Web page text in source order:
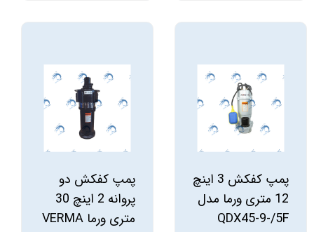
پمپ کفکش 3 اینچ
12 متری ورما مدل
QDX45-9-/5F
پمپ کفکش دو
پروانه 2 اینچ 30
متری ورما VERMA